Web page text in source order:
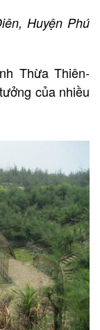
Huyện Phú
Thừa Thiên-
của nhiều